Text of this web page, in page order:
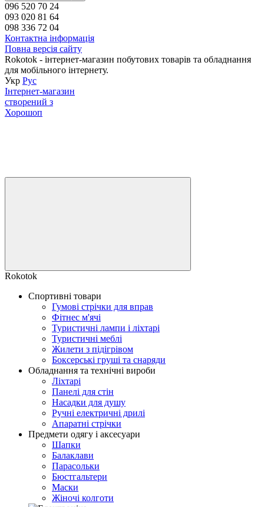
096 520 70 24
093 020 81 64
098 336 72 04
Контактна інформація
Повна версія сайту
Rokotok - інтернет-магазин побутових товарів та обладнання
для мобільного інтернету.
Укр Рус
Інтернет-магазин
створений з
Хорошоп
Rokotok
Спортивні товари
Гумові стрічки для вправ
Фітнес м'ячі
Туристичні лампи і ліхтарі
Туристичні меблі
Жилети з підігрівом
Боксерські груші та снаряди
Обладнання та технічні вироби
Ліхтарі
Панелі для стін
Насадки для душу
Ручні електричні дрилі
Апаратні стрічки
Предмети одягу і аксесуари
Шапки
Балаклави
Парасольки
Бюстгальтери
Маски
Жіночі колготи